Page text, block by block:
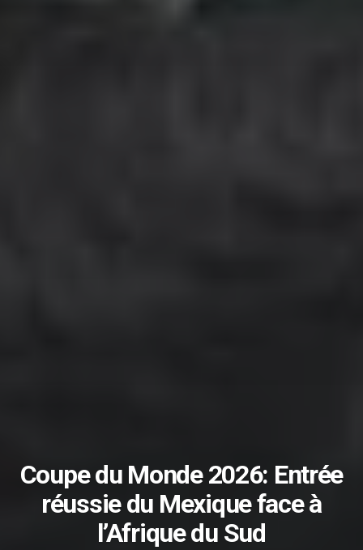
Coupe du Monde 2026: Entrée
réussie du Mexique face à
l’Afrique du Sud